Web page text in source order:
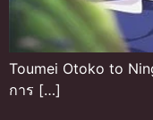
Toumei Otoko to
การ […]